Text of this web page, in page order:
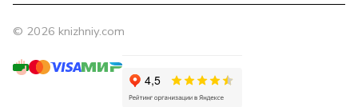
© 2026 knizhniy.com